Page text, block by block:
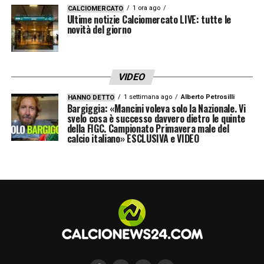
Dove vederla in tv:SKY SPORT ARENA
(numero 204 del satellite), SKY SPORT
terrestre)
Dove vederla in streaming:SKY GO – NOW
TV
Stadio:Stadio Olimpico(Roma)
CLICCA QUI PER LE FORMAZIONI UFFICIALI
CALCIOMERCATO 1 ora ago
Ultime notizie Calciomercato LIVE: tutte le
novità del giorno
VIDEO
HANNO DETTO 1 settimana ago Alberto Petrosilli
Bargiggia: «Mancini voleva solo la Nazionale. Vi
svelo cosa è successo davvero dietro le quinte
della FIGC. Campionato Primavera male del
calcio italiano» ESCLUSIVA e VIDEO